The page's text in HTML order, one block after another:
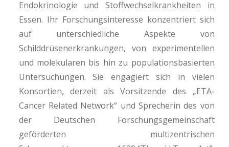
Endokrinologie und Stoffwechselkrankheiten in
Essen. Ihr Forschungsinteresse konzentriert sich
auf unterschiedliche Aspekte von
Schilddrüsenerkrankungen, von experimentellen
und molekularen bis hin zu populationsbasierten
Untersuchungen. Sie engagiert sich in vielen
Konsortien, derzeit als Vorsitzende des „ETA-
Cancer Related Network“ und Sprecherin des von
der Deutschen Forschungsgemeinschaft
geförderten multizentrischen